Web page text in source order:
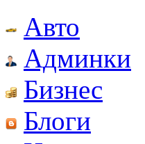
Авто
Админки
Бизнес
Блоги